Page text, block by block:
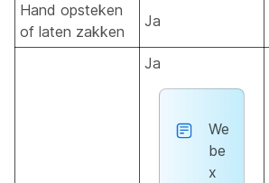
Hand opsteken
of laten zakken
Ja
Ja
We
be
x